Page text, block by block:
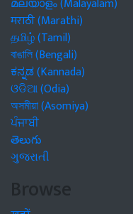
मराठी (Marathi)
தமிழ் (Tamil)
বাঙালি (Bengali)
ಕನ್ನಡ (Kannada)
ଓଡିଆ (Odia)
অসমীয়া (Asomiya)
ਪੰਜਾਬੀ
తెలుగు
ગુજરાતી
Browse